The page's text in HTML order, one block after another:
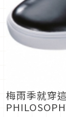
梅雨季就穿